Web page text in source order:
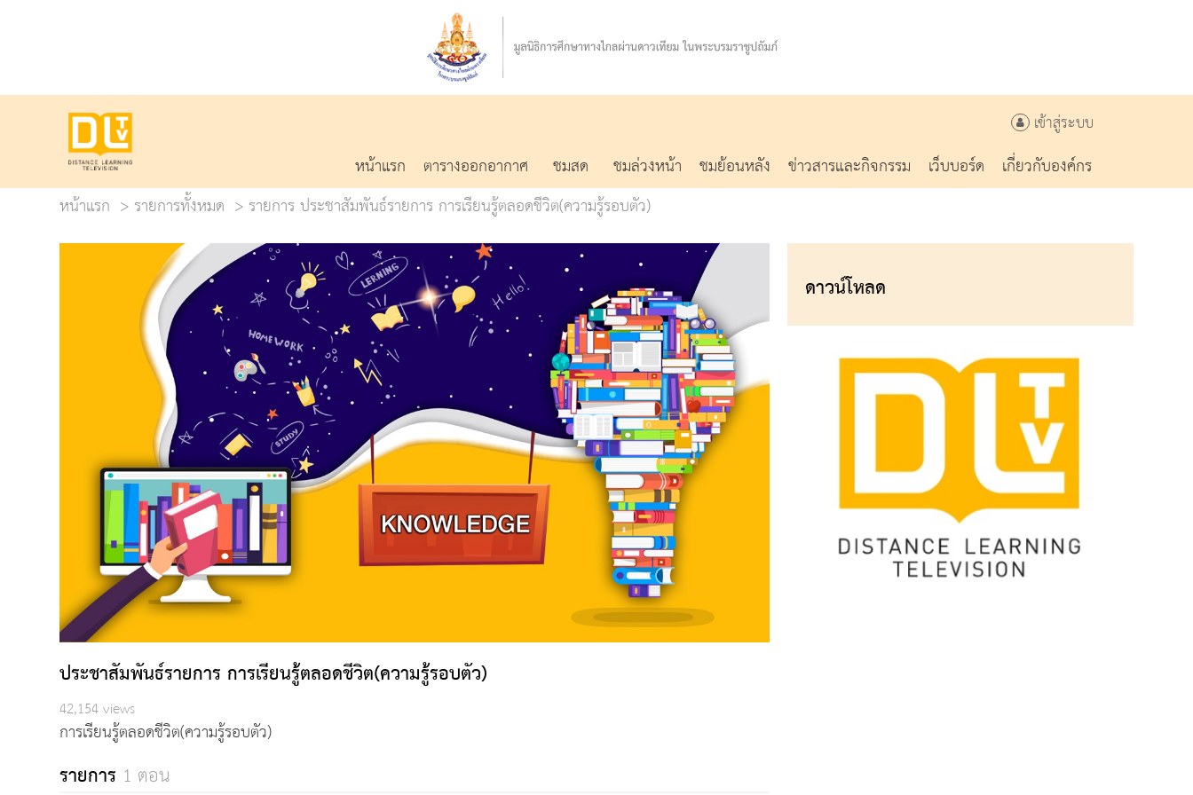
เข้าสู่ระบบ
หน้าแรก ตารางออกอากาศ ชมสด ชมล่วงหน้า ชมย้อนหลัง ข่าวสารและกิจกรรม เว็บบอร์ด
เกี่ยวกับองค์กร
หน้าแรก
รายการทั้งหมด รายการ ประชาสัมพันธ์รายการ การเรียนรู้ตลอดชีวิต(ความรู้รอบตัว)
ประชาสัมพันธ์รายการ การเรียนรู้ตลอดชีวิต(ความรู้รอบตัว)
42,154 views
การเรียนรู้ตลอดชีวิต(ความรู้รอบตัว)
รายการ 1 ตอน
ดาวน์โหลด